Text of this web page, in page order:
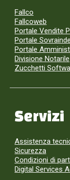
Fallco
Fallcoweb
Portale Vendite
Portale
Portale
Divisione Notarile
Zucchetti
Servizi
Assistenza
Sicurezza
Condizioni di
Digital Services